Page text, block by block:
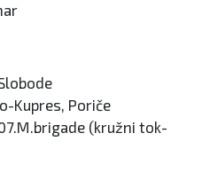
Kupres, Poriče
(kružni tok-